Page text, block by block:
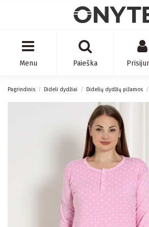
Menu Paieška
Pagrindinis Dideli dydžiai Didelių dydžių pižamos